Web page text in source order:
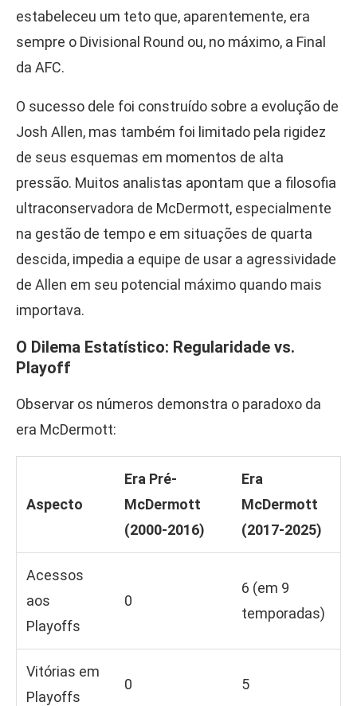
estabeleceu um teto que, aparentemente, era
sempre o Divisional Round ou, no máximo, a Final
da AFC.
O sucesso dele foi construído sobre a evolução de
Josh Allen, mas também foi limitado pela rigidez
de seus esquemas em momentos de alta
pressão. Muitos analistas apontam que a filosofia
ultraconservadora de McDermott, especialmente
na gestão de tempo e em situações de quarta
descida, impedia a equipe de usar a agressividade
de Allen em seu potencial máximo quando mais
importava.
O Dilema Estatístico: Regularidade vs.
Playoff
Observar os números demonstra o paradoxo da
era McDermott:
Aspecto
Era Pré-
McDermott
(2000-2016)
Era
McDermott
(2017-2025)
Acessos
aos
Playoffs
0
6 (em 9
temporadas)
Vitórias em
Playoffs
0 5